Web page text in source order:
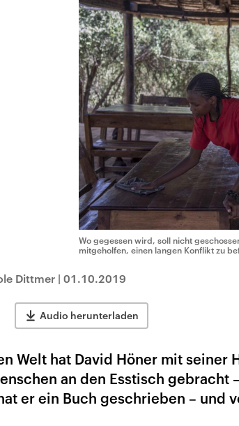
Wo gegessen wird, soll nicht
mitgeholfen, einen langen Konflikt zu
Dittmer | 01.10.2019
Audio herunterladen
Welt hat David Höner mit seiner
an den Esstisch gebracht
er ein Buch geschrieben – und